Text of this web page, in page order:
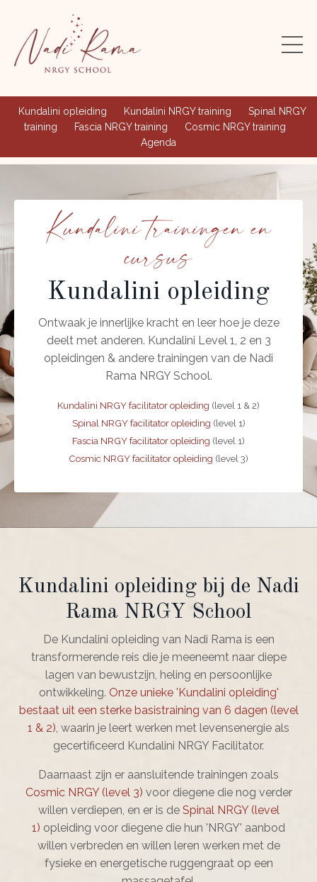
Kundalini opleiding Kundalini NRGY training
Spinal NRGY
training
Fascia NRGY training
Cosmic NRGY training
Agenda
Kundalini trainingen en
cursus
Kundalini opleiding
Ontwaak je innerlijke kracht en leer hoe je deze
deelt met anderen. Kundalini Level 1, 2 en 3
opleidingen & andere trainingen van de Nadi
Rama NRGY School.
Kundalini NRGY facilitator opleiding (level 1 & 2)
Spinal NRGY facilitator opleiding (level 1)
Fascia NRGY facilitator opleiding (level 1)
Cosmic NRGY facilitator opleiding (level 3)
Kundalini opleiding bij de Nadi
Rama NRGY School
De Kundalini opleiding van Nadi Rama is een
transformerende reis die je meeneemt naar diepe
lagen van bewustzijn, heling en persoonlijke
ontwikkeling. Onze unieke 'Kundalini opleiding'
bestaat uit een sterke basistraining van 6 dagen (level
1 & 2), waarin je leert werken met levensenergie als
gecertificeerd Kundalini NRGY Facilitator.
Daarnaast zijn er aansluitende trainingen zoals
Cosmic NRGY (level 3) voor diegene die nog verder
willen verdiepen, en er is de Spinal NRGY (level
1) opleiding voor diegene die hun 'NRGY' aanbod
willen verbreden en willen leren werken met de
fysieke en energetische ruggengraat op een